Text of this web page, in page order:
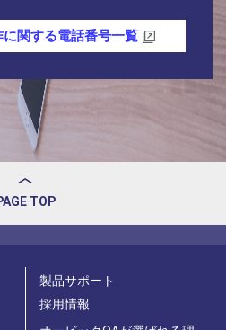
関する電話番号一覧
TOP
製品サポート
採用情報